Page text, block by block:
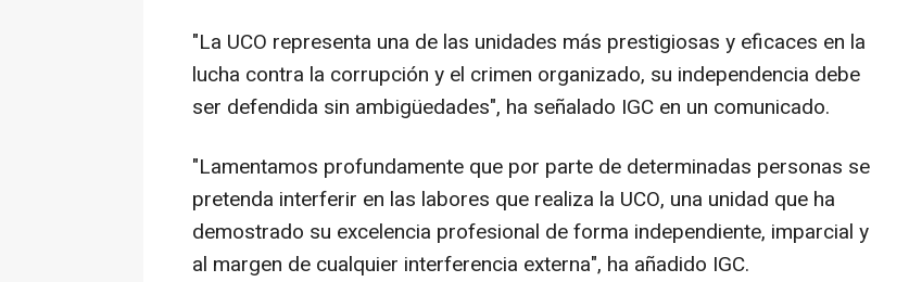
"La UCO representa una de las unidades más prestigiosas y eficaces en la
lucha contra la corrupción y el crimen organizado, su independencia debe
ser defendida sin ambigüedades", ha señalado IGC en un comunicado.
"Lamentamos profundamente que por parte de determinadas personas se
pretenda interferir en las labores que realiza la UCO, una unidad que ha
demostrado su excelencia profesional de forma independiente, imparcial y
al margen de cualquier interferencia externa", ha añadido IGC.